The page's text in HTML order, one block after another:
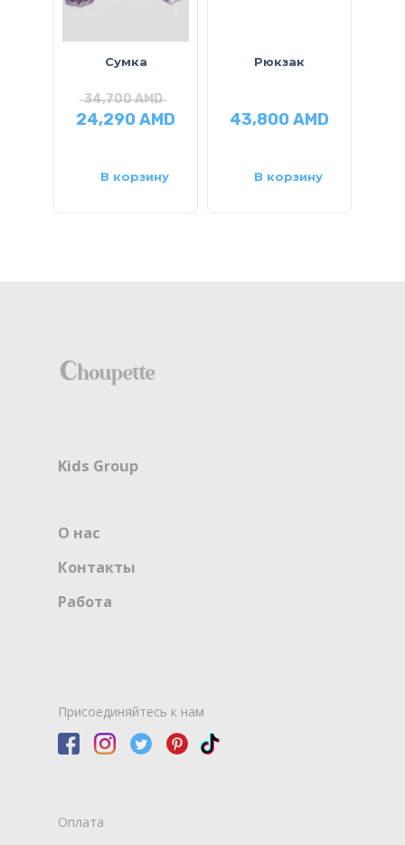
Сумка
34,700AMD
24,290AMD
В корзину
Рюкзак
43,800AMD
В корзину
Kids Group
О нас
Контакты
Работа
Присоединяйтесь к нам
Оплата